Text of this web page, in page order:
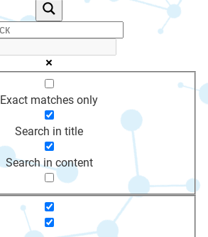
Exact matches only
Search in title
Search in content